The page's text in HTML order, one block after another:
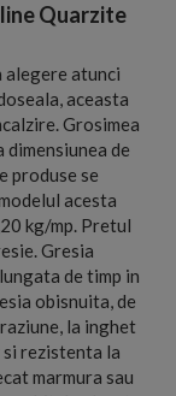
Quarzite
atunci
aceasta
Grosimea
de
produse se
acesta
kg/mp. Pretul
Gresia
de timp in
obisnuita, de
la inghet
rezistenta la
marmura sau